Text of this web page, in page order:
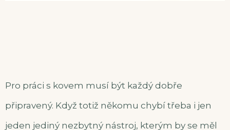
Pro práci s kovem musí být každý dobře
připravený. Když totiž někomu chybí třeba i jen
jeden jediný nezbytný nástroj, kterým by se měl